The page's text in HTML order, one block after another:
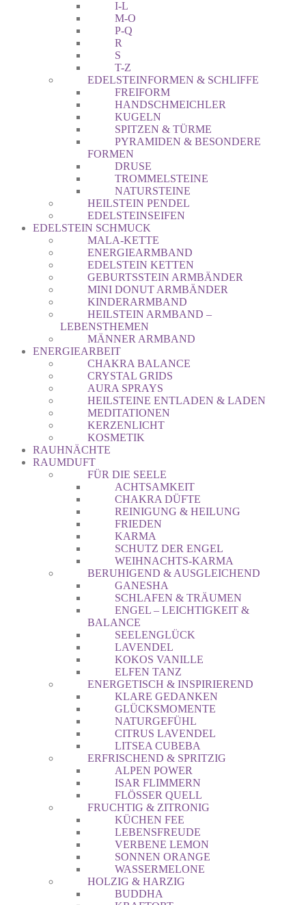
I-L
M-O
P-Q
R
S
T-Z
EDELSTEINFORMEN & SCHLIFFE
FREIFORM
HANDSCHMEICHLER
KUGELN
SPITZEN & TÜRME
PYRAMIDEN & BESONDERE
FORMEN
DRUSE
TROMMELSTEINE
NATURSTEINE
HEILSTEIN PENDEL
EDELSTEINSEIFEN
EDELSTEIN SCHMUCK
MALA-KETTE
ENERGIEARMBAND
EDELSTEIN KETTEN
GEBURTSSTEIN ARMBÄNDER
MINI DONUT ARMBÄNDER
KINDERARMBAND
HEILSTEIN ARMBAND –
LEBENSTHEMEN
MÄNNER ARMBAND
ENERGIEARBEIT
CHAKRA BALANCE
CRYSTAL GRIDS
AURA SPRAYS
HEILSTEINE ENTLADEN & LADEN
MEDITATIONEN
KERZENLICHT
KOSMETIK
RAUHNÄCHTE
RAUMDUFT
FÜR DIE SEELE
ACHTSAMKEIT
CHAKRA DÜFTE
REINIGUNG & HEILUNG
FRIEDEN
KARMA
SCHUTZ DER ENGEL
WEIHNACHTS-KARMA
BERUHIGEND & AUSGLEICHEND
GANESHA
SCHLAFEN & TRÄUMEN
ENGEL – LEICHTIGKEIT &
BALANCE
SEELENGLÜCK
LAVENDEL
KOKOS VANILLE
ELFEN TANZ
ENERGETISCH & INSPIRIEREND
KLARE GEDANKEN
GLÜCKSMOMENTE
NATURGEFÜHL
CITRUS LAVENDEL
LITSEA CUBEBA
ERFRISCHEND & SPRITZIG
ALPEN POWER
ISAR FLIMMERN
FLÖSSER QUELL
FRUCHTIG & ZITRONIG
KÜCHEN FEE
LEBENSFREUDE
VERBENE LEMON
SONNEN ORANGE
WASSERMELONE
HOLZIG & HARZIG
BUDDHA